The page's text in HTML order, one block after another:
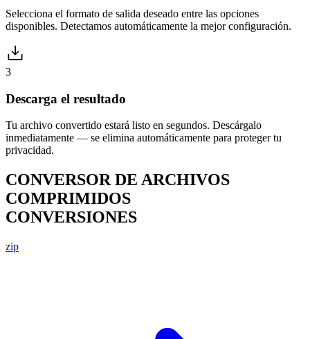
Selecciona el formato de salida deseado entre las opciones
disponibles. Detectamos automáticamente la mejor configuración.
3
Descarga el resultado
Tu archivo convertido estará listo en segundos. Descárgalo
inmediatamente — se elimina automáticamente para proteger tu
privacidad.
CONVERSOR DE ARCHIVOS
COMPRIMIDOS
CONVERSIONES
zip